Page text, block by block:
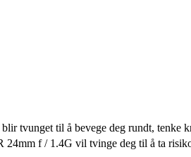
tvunget til å bevege deg rundt,
f / 1.4G vil tvinge deg til å ta